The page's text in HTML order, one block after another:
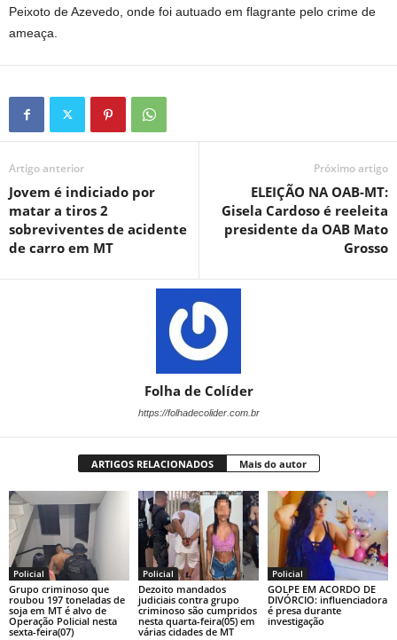
Peixoto de Azevedo, onde foi autuado em flagrante pelo crime de
ameaça.
Artigo anterior
Jovem é indiciado por
matar a tiros 2
sobreviventes de acidente
de carro em MT
Próximo artigo
ELEIÇÃO NA OAB-MT:
Gisela Cardoso é reeleita
presidente da OAB Mato
Grosso
Folha de Colíder
https://folhadecolider.com.br
ARTIGOS RELACIONADOS Mais do autor
Policial
Grupo criminoso que
roubou 197 toneladas de
soja em MT é alvo de
Operação Policial nesta
sexta-feira(07)
Policial
Dezoito mandados
judiciais contra grupo
criminoso são cumpridos
nesta quarta-feira(05) em
várias cidades de MT
Policial
GOLPE EM ACORDO DE
DIVÓRCIO: influenciadora
é presa durante
investigação